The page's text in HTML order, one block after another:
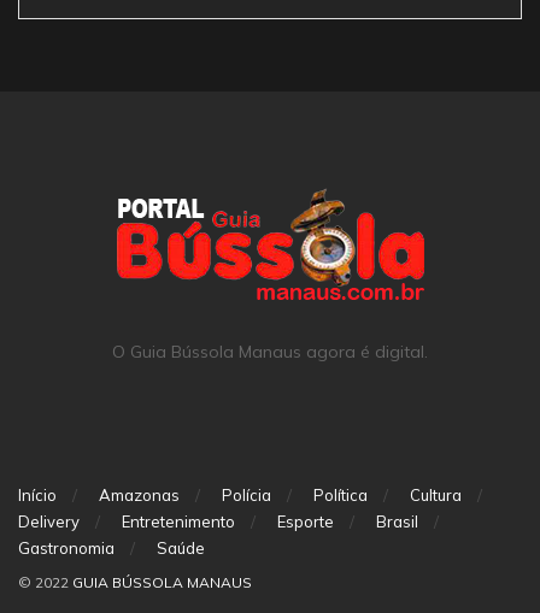
O Guia Bússola Manaus agora é digital.
Início Amazonas Polícia Política
Cultura
Delivery
Entretenimento Esporte
Brasil
Gastronomia
Saúde
© 2022 GUIA BÚSSOLA MANAUS